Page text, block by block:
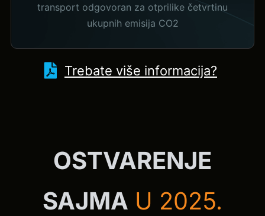
transport odgovoran za otprilike četvrtinu
ukupnih emisija CO2
Trebate više informacija?
OSTVARENJE
SAJMA U 2025.